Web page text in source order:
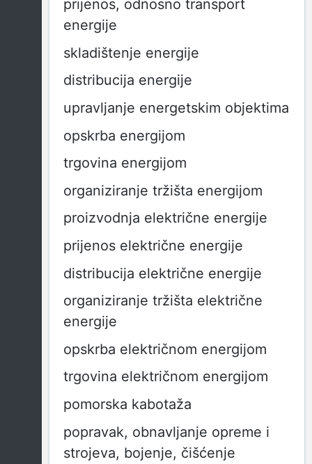
prijenos, odnosno transport
energije
skladištenje energije
distribucija energije
upravljanje energetskim objektima
opskrba energijom
trgovina energijom
organiziranje tržišta energijom
proizvodnja električne energije
prijenos električne energije
distribucija električne energije
organiziranje tržišta električne
energije
opskrba električnom energijom
trgovina električnom energijom
pomorska kabotaža
popravak, obnavljanje opreme i
strojeva, bojenje, čišćenje